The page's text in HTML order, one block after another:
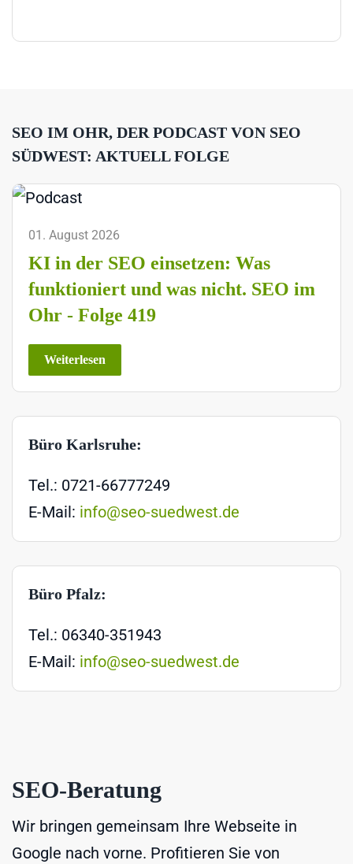
SEO IM OHR, DER PODCAST VON SEO
SÜDWEST: AKTUELL FOLGE
01. August 2026
KI in der SEO einsetzen: Was
funktioniert und was nicht. SEO im
Ohr - Folge 419
Weiterlesen
Büro Karlsruhe:
Tel.: 0721-66777249
E-Mail: info@seo-suedwest.de
Büro Pfalz:
Tel.: 06340-351943
E-Mail: info@seo-suedwest.de
SEO-Beratung
Wir bringen gemeinsam Ihre Webseite in
Google nach vorne. Profitieren Sie von